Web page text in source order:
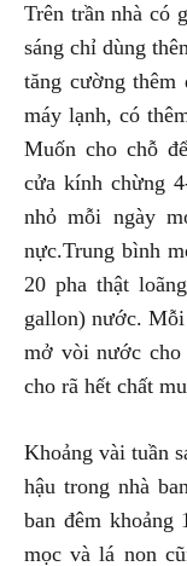
Trên trần nhà có
sáng chỉ dùng
tăng cường
máy lạnh, có
Muốn cho chỗ
cửa kính chừng
nhỏ mỗi ngày
nực.Trung bình
20 pha thật
gallon) nước. Mỗi
mở vòi nước cho
cho rã hết chất
Khoảng vài tuần
hậu trong nhà
ban đêm khoảng
mọc và lá non